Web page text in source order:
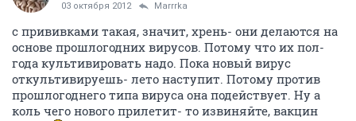
1 2 3 4 5 6 7 8 ... 21